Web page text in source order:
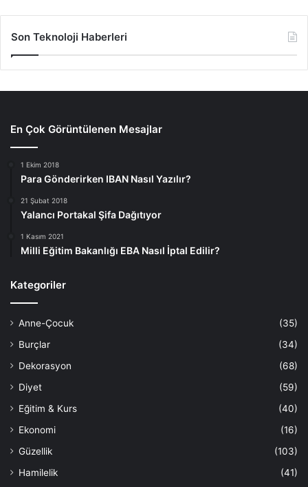
Son Teknoloji Haberleri
En Çok Görüntülenen Mesajlar
1 Ekim 2018
Para Gönderirken IBAN Nasıl Yazılır?
21 Şubat 2018
Yalancı Portakal Şifa Dağıtıyor
1 Kasım 2021
Milli Eğitim Bakanlığı EBA Nasıl İptal Edilir?
Kategoriler
Anne-Çocuk
(35)
Burçlar
(34)
Dekorasyon
(68)
Diyet
(59)
Eğitim & Kurs
(40)
Ekonomi
(16)
Güzellik
(103)
Hamilelik
(41)